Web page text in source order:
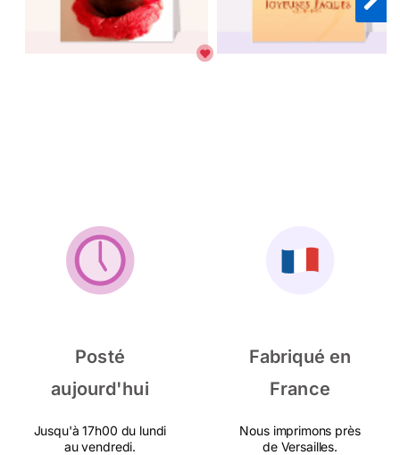
Posté
aujourd'hui
Jusqu'à 17h00 du lundi
au vendredi.
Fabriqué en
France
Nous imprimons près
de Versailles.